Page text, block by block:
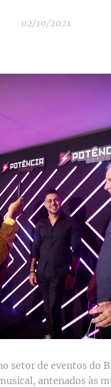
02/10/2021
setor de eventos do
antenados às